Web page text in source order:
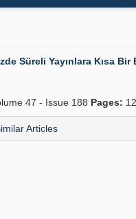
Süreli Yayınlara Kısa
47 - Issue 188 Pages:
Articles